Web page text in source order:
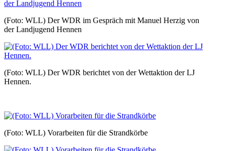
(Foto: WLL) Der WDR im Gespräch mit Manuel Herzig von
der Landjugend Hennen
(Foto: WLL) Der WDR berichtet von der Wettaktion der LJ
Hennen.
(Foto: WLL) Vorarbeiten für die Strandkörbe